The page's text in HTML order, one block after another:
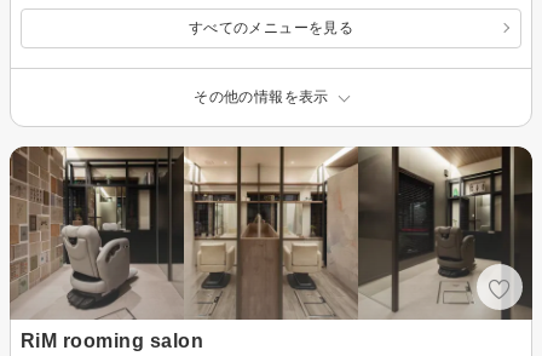
すべてのメニューを見る
その他の情報を表示
RiM rooming salon